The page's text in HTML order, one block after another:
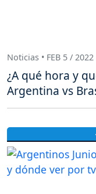
Noticias • FEB 5 / 2022
¿A qué hora y
Argentina vs